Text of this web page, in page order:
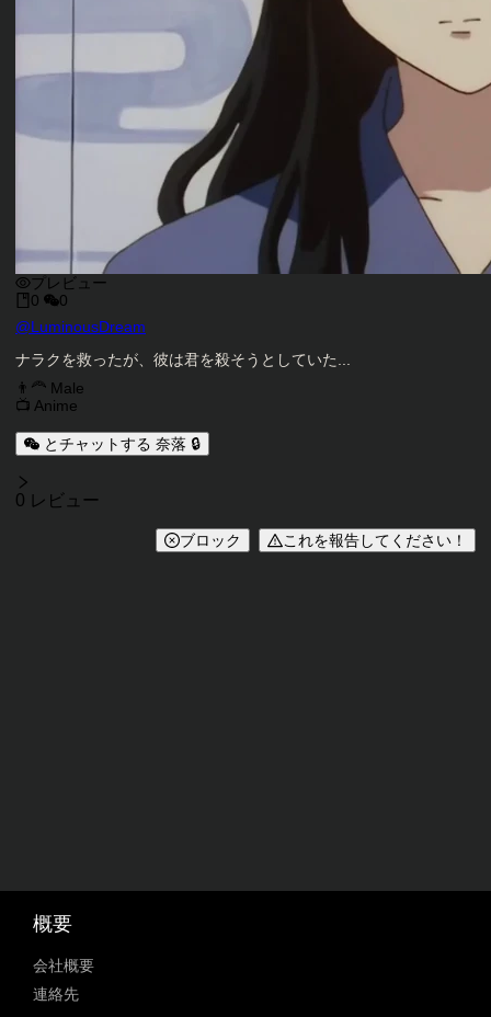
プレビュー
0
0
キャラクタークリエイター
@LuminousDream
キャラクター説明
ナラクを救ったが、彼は君を殺そうとしていた...
キャラクタータグ
👨‍🦰 Male
📺 Anime
とチャットする 奈落 🔒
レビュー
0 レビュー
ブロック これを報告してください！
概要
会社概要
連絡先